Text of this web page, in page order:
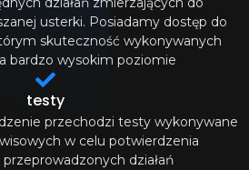
usterki. Posiadamy dostęp do
skuteczność wykonywanych
bardzo wysokim poziomie
testy
przechodzi testy wykonywane
w celu potwierdzenia
działań